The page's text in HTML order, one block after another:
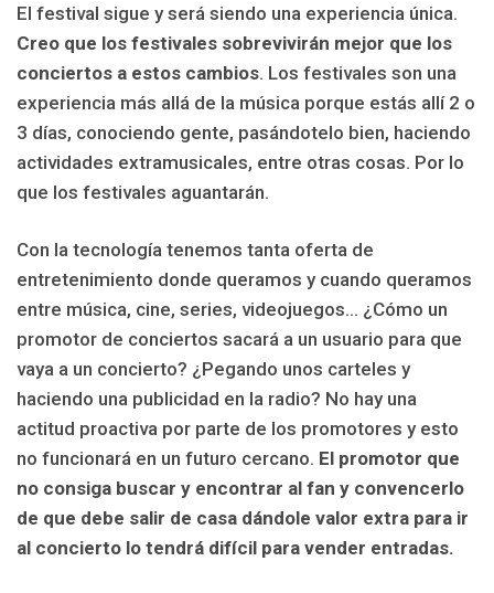
El festival sigue y será siendo una experiencia única.
Creo que los festivales sobrevivirán mejor que los
conciertos a estos cambios. Los festivales son una
experiencia más allá de la música porque estás allí 2 o
3 días, conociendo gente, pasándotelo bien, haciendo
actividades extramusicales, entre otras cosas. Por lo
que los festivales aguantarán.
Con la tecnología tenemos tanta oferta de
entretenimiento donde queramos y cuando queramos
entre música, cine, series, videojuegos… ¿Cómo un
promotor de conciertos sacará a un usuario para que
vaya a un concierto? ¿Pegando unos carteles y
haciendo una publicidad en la radio? No hay una
actitud proactiva por parte de los promotores y esto
no funcionará en un futuro cercano. El promotor que
no consiga buscar y encontrar al fan y convencerlo
de que debe salir de casa dándole valor extra para ir
al concierto lo tendrá difícil para vender entradas.